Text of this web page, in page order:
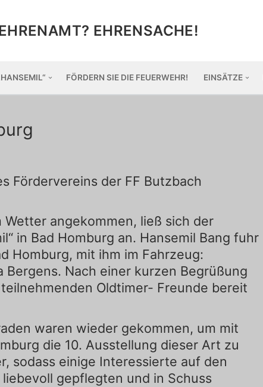
EHRENSACHE!
FÖRDERN SIE DIE FEUERWEHR! EINSÄTZE
Fördervereins der FF Butzbach
angekommen, ließ sich der
in Bad Homburg an. Hansemil Bang fuhr
Homburg, mit ihm im Fahrzeug:
Bergens. Nach einer kurzen Begrüßung
Oldtimer- Freunde bereit
waren wieder gekommen, um mit
die 10. Ausstellung dieser Art zu
sodass einige Interessierte auf den
gepflegten und in Schuss